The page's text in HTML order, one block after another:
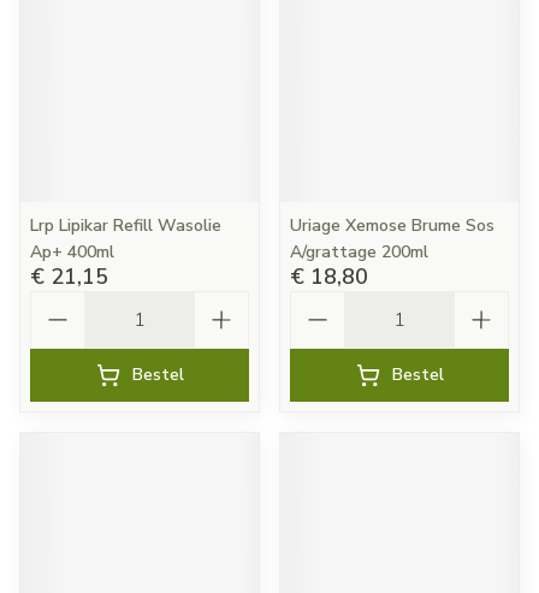
Lrp Lipikar Refill Wasolie
Ap+ 400ml
€ 21,15
Bestel
Uriage Xemose Brume Sos
A/grattage 200ml
€ 18,80
Bestel